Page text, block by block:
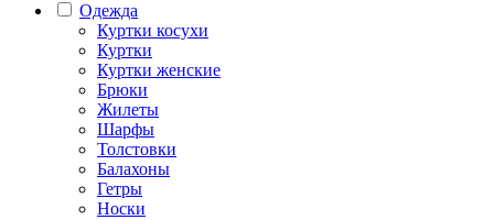
Одежда
Куртки косухи
Куртки
Куртки женские
Брюки
Жилеты
Шарфы
Толстовки
Балахоны
Гетры
Носки